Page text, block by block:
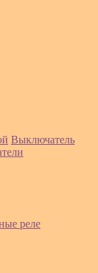
Выключатель
реле